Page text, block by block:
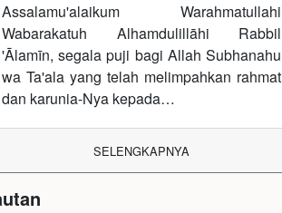
Assalamu'alaikum Warahmatullahi
Wabarakatuh Alhamdulillāhi Rabbil
'Ālamīn, segala puji bagi Allah Subhanahu
wa Ta'ala yang telah melimpahkan rahmat
dan karunia-Nya kepada…
SELENGKAPNYA